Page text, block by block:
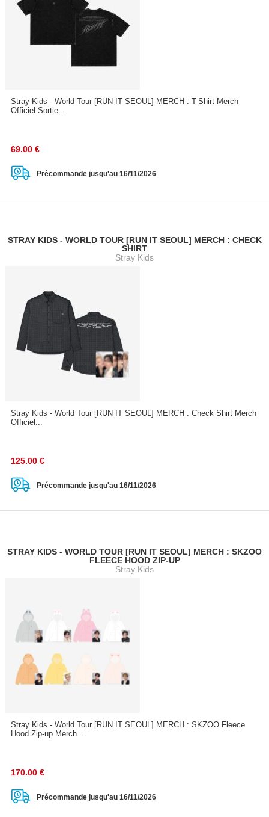
Stray Kids - World Tour [RUN IT SEOUL] MERCH : T-Shirt Merch
Officiel Sortie...
69.00 €
Précommande jusqu'au 16/11/2026
STRAY KIDS - WORLD TOUR [RUN IT SEOUL] MERCH : CHECK
SHIRT
Stray Kids
Stray Kids - World Tour [RUN IT SEOUL] MERCH : Check Shirt Merch
Officiel...
125.00 €
Précommande jusqu'au 16/11/2026
STRAY KIDS - WORLD TOUR [RUN IT SEOUL] MERCH : SKZOO
FLEECE HOOD ZIP-UP
Stray Kids
Stray Kids - World Tour [RUN IT SEOUL] MERCH : SKZOO Fleece
Hood Zip-up Merch...
170.00 €
Précommande jusqu'au 16/11/2026